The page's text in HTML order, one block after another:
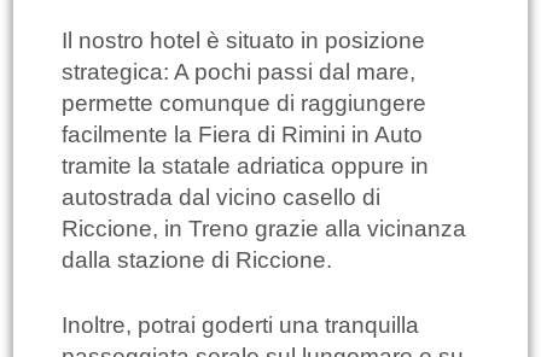
Il nostro hotel è situato in posizione
strategica: A pochi passi dal mare,
permette comunque di raggiungere
facilmente la Fiera di Rimini in Auto
tramite la statale adriatica oppure in
autostrada dal vicino casello di
Riccione, in Treno grazie alla vicinanza
dalla stazione di Riccione.
Inoltre, potrai goderti una tranquilla